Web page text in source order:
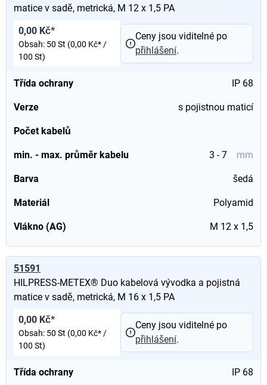
matice v sadě, metrická, M 12 x 1,5 PA
Třída ochrany IP 68
Verze s pojistnou maticí
Počet kabelů
min. - max. průměr kabelu 3 - 7 mm
Barva šedá
Materiál Polyamid
Vlákno (AG) M 12 x 1,5
0,00 Kč*
Obsah: 50 St (0,00 Kč* /
100 St)
Ceny jsou viditelné po
přihlášení.
51591
HILPRESS-METEX® Duo kabelová vývodka a pojistná
matice v sadě, metrická, M 16 x 1,5 PA
Třída ochrany IP 68
0,00 Kč*
Obsah: 50 St (0,00 Kč* /
100 St)
Ceny jsou viditelné po
přihlášení.